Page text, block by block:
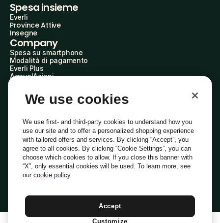
Spesa insieme
Everli
Province Attive
Insegne
Company
Spesa su smartphone
Modalità di pagamento
Everli Plus
AgevolAzioni
Everli Shoppers
Scopri chi siamo
Domande frequenti
Lavora con noi
Diventa Shopper
Investitori
PrivacyCookiePreferenze Cookie
Termini e Condizioni
Italiano
We use cookies
We use first- and third-party cookies to understand how you
use our site and to offer a personalized shopping experience
with tailored offers and services. By clicking “Accept”, you
agree to all cookies. By clicking “Cookie Settings”, you can
choose which cookies to allow. If you close this banner with
“X”, only essential cookies will be used. To learn more, see
our cookie policy
Accept
Customize